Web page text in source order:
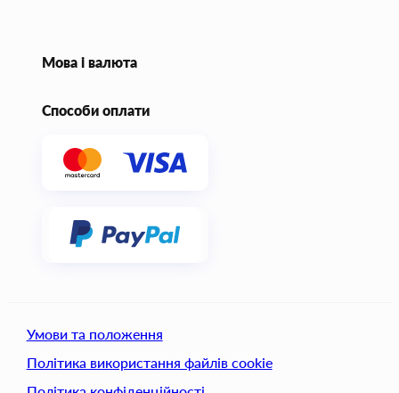
Мова і валюта
Способи оплати
Умови та положення
Політика використання файлів cookie